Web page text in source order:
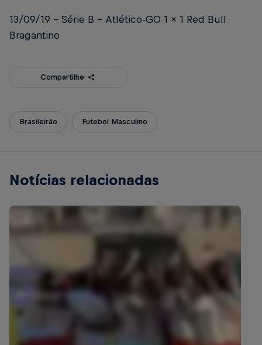
13/09/19 – Série B – Atlético-GO 1 x 1 Red Bull
Bragantino
Compartilhe
Brasileirão Futebol Masculino
Notícias relacionadas